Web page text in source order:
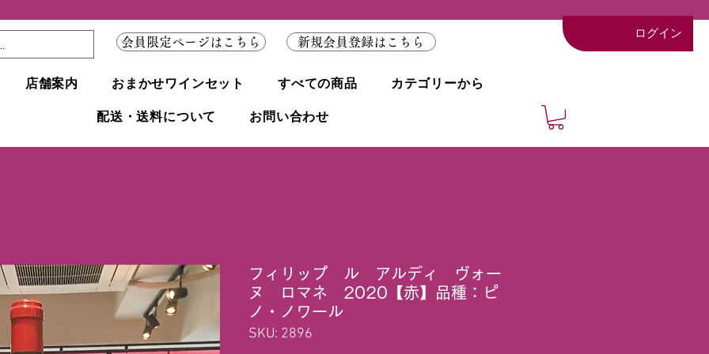
ログイン
会員限定ページはこちら 新規会員登録はこちら
店舗案内 おまかせワインセット すべての商品 カテゴリーから
配送・送料について お問い合わせ
フィリップ ル アルディ ヴォー
ヌ ロマネ 2020【赤】品種：ピ
ノ・ノワール
SKU: 2896